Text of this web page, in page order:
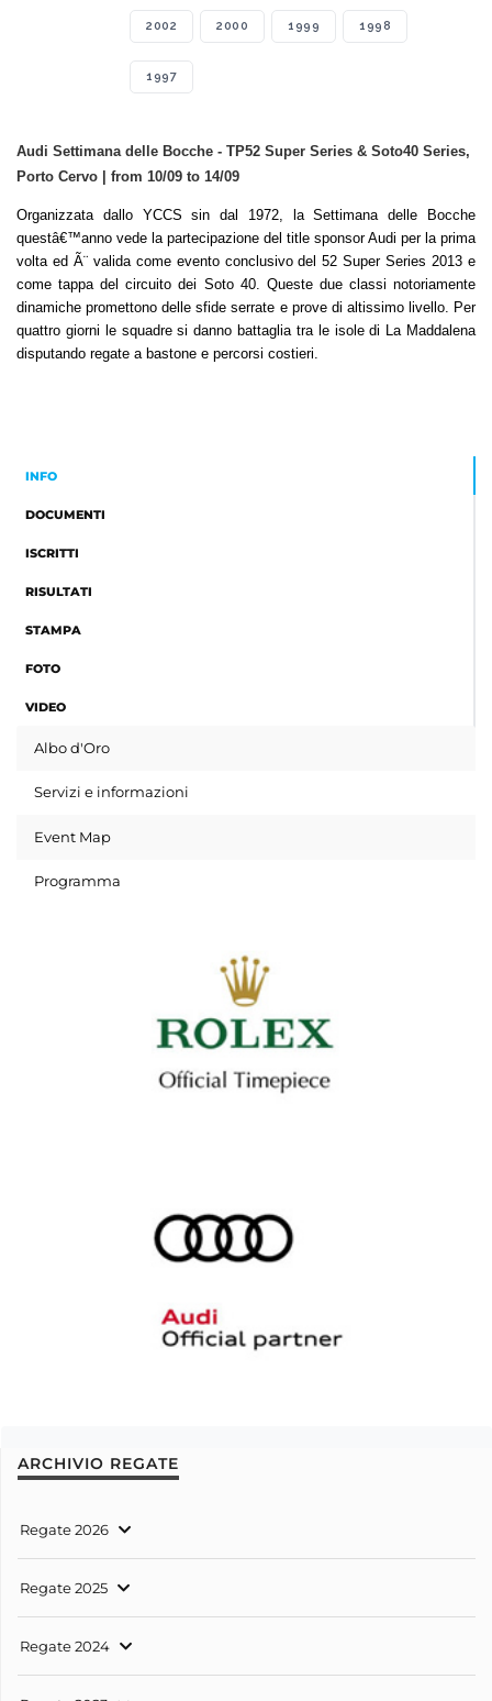
2002 2000 1999 1998
1997
Audi Settimana delle Bocche - TP52 Super Series & Soto40 Series,
Porto Cervo | from 10/09 to 14/09
Organizzata dallo YCCS sin dal 1972, la Settimana delle Bocche
questâ€™anno vede la partecipazione del title sponsor Audi per la prima
volta ed Ã¨ valida come evento conclusivo del 52 Super Series 2013 e
come tappa del circuito dei Soto 40. Queste due classi notoriamente
dinamiche promettono delle sfide serrate e prove di altissimo livello. Per
quattro giorni le squadre si danno battaglia tra le isole di La Maddalena
disputando regate a bastone e percorsi costieri.
INFO
DOCUMENTI
ISCRITTI
RISULTATI
STAMPA
FOTO
VIDEO
Albo d'Oro
Servizi e informazioni
Event Map
Programma
ARCHIVIO REGATE
Regate 2026
Regate 2025
Regate 2024